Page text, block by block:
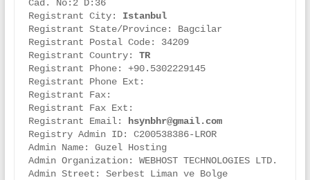
Cad. No:2 D:36
Registrant City: Istanbul
Registrant State/Province: Bagcilar
Registrant Postal Code: 34209
Registrant Country: TR
Registrant Phone: +90.5302229145
Registrant Phone Ext:
Registrant Fax:
Registrant Fax Ext:
Registrant Email:
hsynbhr@gmail.com
Registry Admin ID: C200538386-LROR
Admin Name: Guzel Hosting
Admin Organization: WEBHOST TECHNOLOGIES LTD.
Admin Street: Serbest Liman ve Bolge